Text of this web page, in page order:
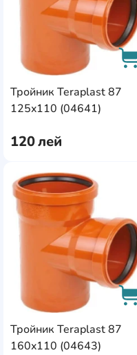
Тройник Teraplast 87
125x110 (04641)
120лей
Тройник Teraplast 87
160x110 (04643)